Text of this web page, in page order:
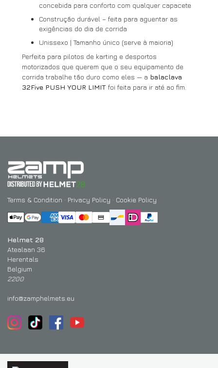
concebida para conforto com qualquer capacete
Construção durável – feita para aguentar as
exigências do dia de corrida
Unissexo | Tamanho único (serve à maioria)
Perfeita para pilotos de karting e desportos
motorizados que querem que o seu equipamento de
corrida trabalhe tão duro como eles — a balaclava
32Five PUSH YOUR LIMIT foi feita para ir até ao fim.
Terms & Condition · Privacy Policy · Cookie Policy
Helmet 28
Atealaan 36
Herentals
Belgium
2200
info@zamphelmets.eu